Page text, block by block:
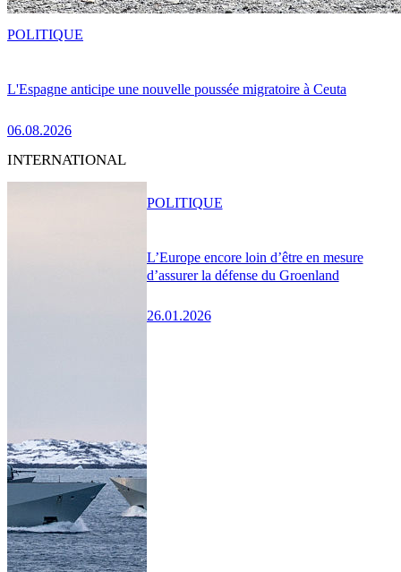
L'Espagne anticipe une nouvelle poussée migratoire à Ceuta
06.08.2026
POLITIQUE
INTERNATIONAL
L’Europe encore loin d’être en mesure
d’assurer la défense du Groenland
26.01.2026
POLITIQUE